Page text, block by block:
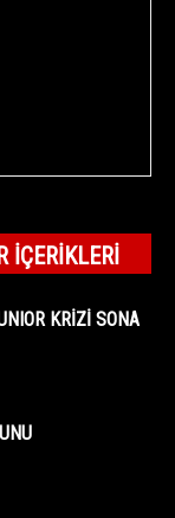
İÇERIKLERI
KRİZİ SONA